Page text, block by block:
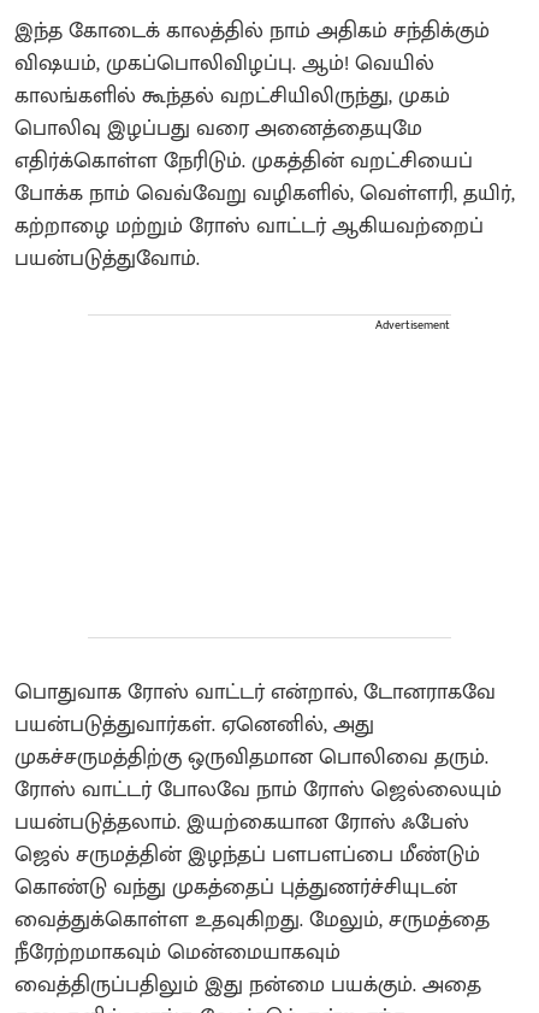
இந்த கோடைக் காலத்தில் நாம் அதிகம் சந்திக்கும்
விஷயம், முகப்பொலிவிழப்பு. ஆம்! வெயில்
காலங்களில் கூந்தல் வறட்சியிலிருந்து, முகம்
பொலிவு இழப்பது வரை அனைத்தையுமே
எதிர்க்கொள்ள நேரிடும். முகத்தின் வறட்சியைப்
போக்க நாம் வெவ்வேறு வழிகளில், வெள்ளரி, தயிர்,
கற்றாழை மற்றும் ரோஸ் வாட்டர் ஆகியவற்றைப்
பயன்படுத்துவோம்.
Advertisement
பொதுவாக ரோஸ் வாட்டர் என்றால், டோனராகவே
பயன்படுத்துவார்கள். ஏனெனில், அது
முகச்சருமத்திற்கு ஒருவிதமான பொலிவை தரும்.
ரோஸ் வாட்டர் போலவே நாம் ரோஸ் ஜெல்லையும்
பயன்படுத்தலாம். இயற்கையான ரோஸ் ஃபேஸ்
ஜெல் சருமத்தின் இழந்தப் பளபளப்பை மீண்டும்
கொண்டு வந்து முகத்தைப் புத்துணர்ச்சியுடன்
வைத்துக்கொள்ள உதவுகிறது. மேலும், சருமத்தை
நீரேற்றமாகவும் மென்மையாகவும்
வைத்திருப்பதிலும் இது நன்மை பயக்கும். அதை